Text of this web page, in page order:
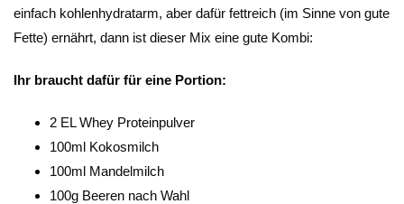
einfach kohlenhydratarm, aber dafür fettreich (im Sinne von gute
Fette) ernährt, dann ist dieser Mix eine gute Kombi:
Ihr braucht dafür für eine Portion:
2 EL Whey Proteinpulver
100ml Kokosmilch
100ml Mandelmilch
100g Beeren nach Wahl